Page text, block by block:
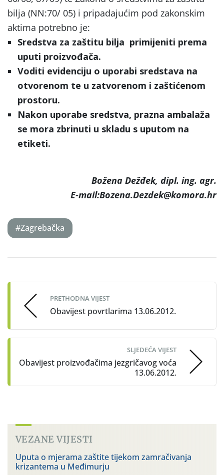
bilja (NN:70/ 05) i pripadajućim pod zakonskim
aktima potrebno je:
Sredstva za zaštitu bilja primijeniti prema
uputi proizvođača.
Voditi evidenciju o uporabi sredstava na
otvorenom te u zatvorenom i zaštićenom
prostoru.
Nakon uporabe sredstva, prazna ambalaža
se mora zbrinuti u skladu s uputom na
etiketi.
Božena Dežđek, dipl. ing. agr.
E-mail:Bozena.Dezdek@komora.hr
#Zagrebačka
navigation
PRETHODNA VIJEST
Obavijest povrtlarima 13.06.2012.
SLJEDEĆA VIJEST
Obavijest proizvođačima jezgričavog voća
13.06.2012.
VEZANE VIJESTI
Uputa o mjerama zaštite tijekom zamračivanja
krizantema u Međimurju